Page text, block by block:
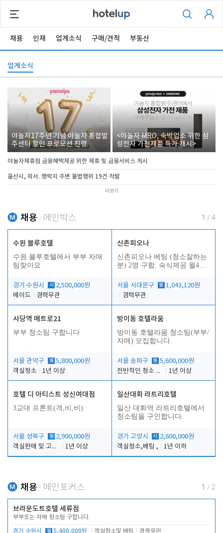
채용 인재 업계소식 구매/견적 부동산
업계소식
야놀자17주년 기념 야놀자 통합발
주센터 할인 프로모션 진행
<야놀자 MRO, 숙박업소 위한 삼
성전자 가전제품 특가 개시>
야놀자제휴점 금융혜택제공 위한 제휴 및 금융서비스 게시
울산시, 피서․행락지 주변 불법행위 19건 적발
더보기
채용 메인박스 1 / 4
수원 블루호텔
수원 블루호텔에서 부부 자매
팀찾아요
경기 수원시 시
2,500,000원
메이드
경력무관
신촌피오나
신촌피오나 베팅 (청소잘하는
분) 2명 구함. 숙식제공 월4회
서울 서대문구
월 1,043,120원
경력무관
사당역 메트로21
부부 청소팀 구합니다
서울 관악구 월 5,800,000원
객실청소
1년 이상
방이동 호텔라움
방이동 호텔라움 청소팀(부부/
자매) 모집합니다.
서울 송파구 월 5,600,000원
전반적인 청소 업무(객실청소.객실정리)
1년 이상
호텔 디 아티스트 성신여대점
3교대 프론트(격,비,비)
서울 성북구 월 2,900,000원
객실판매 및 고객응대
1년 이상
일산대화 라트리호텔
일산 대화역 라트리호텔에서
청소팀을 구인합니다.
경기 고양시 시
2,600,000원
객실청소,베팅 ,
1년 이하
채용 메인포커스 1 / 2
브라운도트호텔 세류점
부부또는 자매 청소팀 구합니다.
경기 수원시 월 5,400,000원 객실청소및 베팅 경력무관